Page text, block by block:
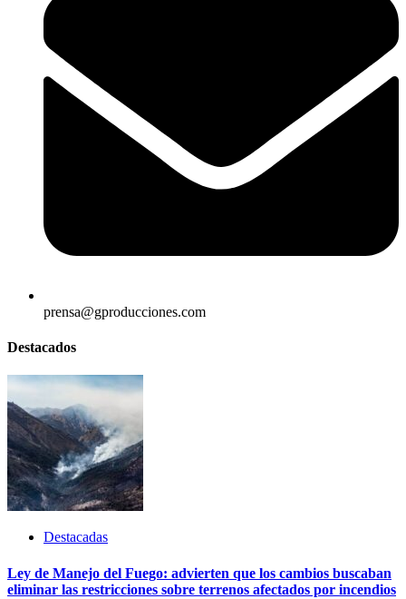
prensa@gproducciones.com
Destacados
Destacadas
Ley de Manejo del Fuego: advierten que los cambios buscaban
eliminar las restricciones sobre terrenos afectados por incendios